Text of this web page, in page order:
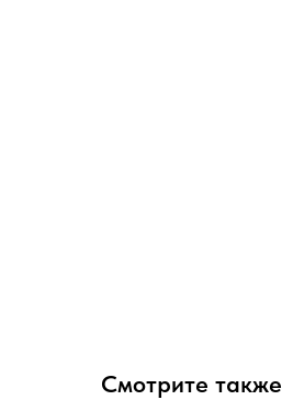
Смотрите также